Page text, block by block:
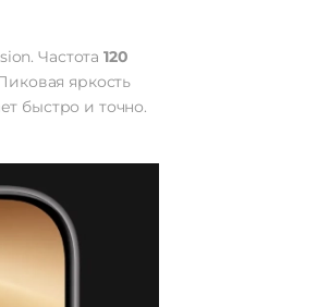
Частота 120
яркость
быстро и точно.